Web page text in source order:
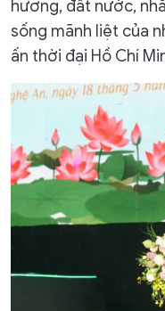
hương, đất nước,
sống mãnh liệt của
ấn thời đại Hồ Chí